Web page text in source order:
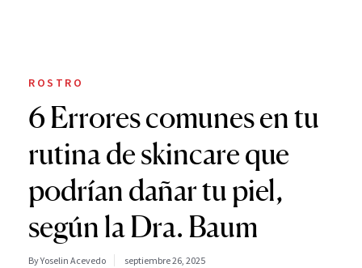
ROSTRO
6 Errores comunes en tu
rutina de skincare que
podrían dañar tu piel,
según la Dra. Baum
By Yoselin Acevedo septiembre 26, 2025